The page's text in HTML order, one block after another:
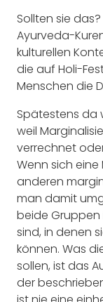
Sollten sie
Ayurveda-
kulturellen
die auf Holi-
Menschen die
Spätestens da
weil
verrechnet
Wenn sich
anderen
man damit
beide
sind, in denen
können. Was
sollen, ist das
der